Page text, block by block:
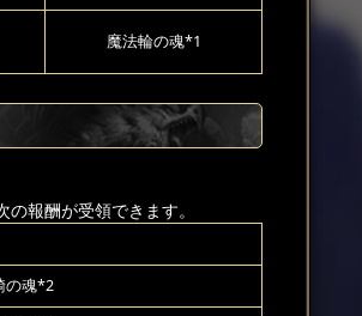
魔法輪の魂*1
報酬が受領できます。
の魂*2